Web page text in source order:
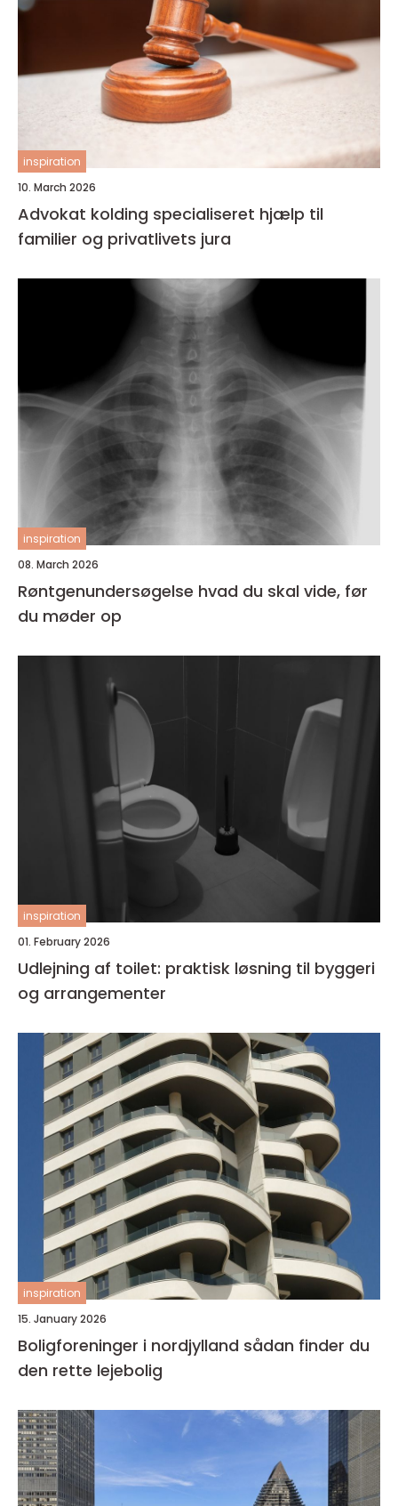
inspiration
10. March 2026
Advokat kolding specialiseret hjælp til
familier og privatlivets jura
inspiration
08. March 2026
Røntgenundersøgelse hvad du skal vide, før
du møder op
inspiration
01. February 2026
Udlejning af toilet: praktisk løsning til byggeri
og arrangementer
inspiration
15. January 2026
Boligforeninger i nordjylland sådan finder du
den rette lejebolig